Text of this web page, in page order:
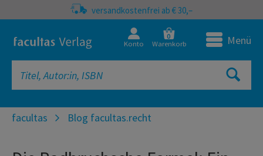
versandkostenfrei ab € 30,–
Konto
0
Warenkorb Menü
facultas Blog facultas.recht